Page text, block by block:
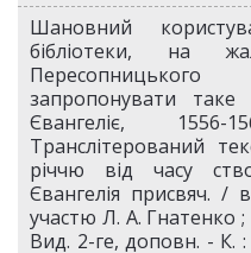
Шановний
бібліотеки, на
запропонувати таке
Євангеліє,
Транслітерований
річчю від часу
Євангелія присвяч. /
участю Л. А. Гнатенко
Вид. 2-ге, доповн. - К.